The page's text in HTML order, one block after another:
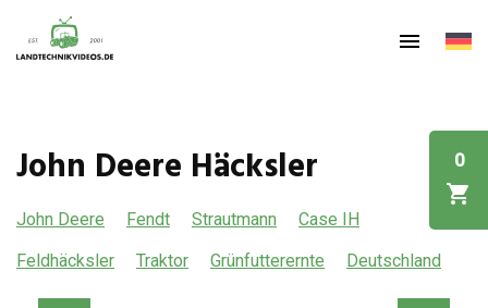
0
John Deere Häcksler
John Deere Fendt Strautmann
Case IH
Feldhäcksler
Traktor Grünfutterernte Deutschland